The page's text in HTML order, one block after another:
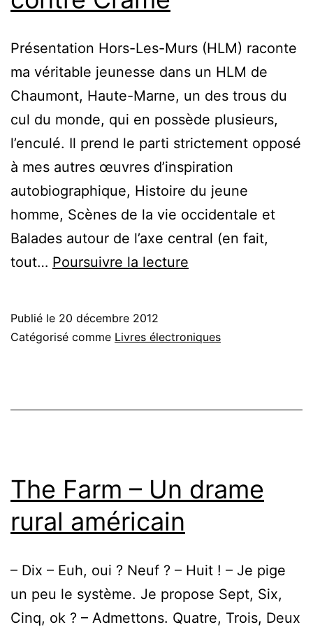
Présentation Hors-Les-Murs (HLM) raconte
ma véritable jeunesse dans un HLM de
Chaumont, Haute-Marne, un des trous du
cul du monde, qui en possède plusieurs,
l’enculé. Il prend le parti strictement opposé
à mes autres œuvres d’inspiration
autobiographique, Histoire du jeune
homme, Scènes de la vie occidentale et
Balades autour de l’axe central (en fait,
tout… Poursuivre la lecture
–
Publié le 20 décembre 2012
Catégorisé comme Livres électroniques
The Farm – Un drame
rural américain
– Dix – Euh, oui ? Neuf ? – Huit ! – Je pige
un peu le système. Je propose Sept, Six,
Cinq, ok ? – Admettons. Quatre, Trois, Deux